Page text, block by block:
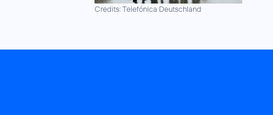
Credits: Telefónica Deutschland